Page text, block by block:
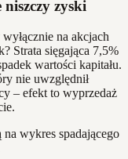
niszczy zyski
na akcjach
Strata sięgająca 7,5%
wartości kapitału.
nie uwzględnił
– efekt to wyprzedaż